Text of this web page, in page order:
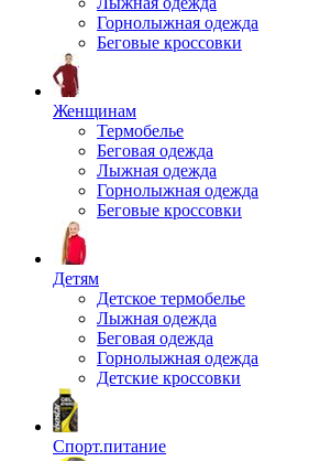
Горнолыжная одежда
Беговые кроссовки
Женщинам
Термобелье
Беговая одежда
Лыжная одежда
Горнолыжная одежда
Беговые кроссовки
Детям
Детское термобелье
Лыжная одежда
Беговая одежда
Горнолыжная одежда
Детские кроссовки
Спорт.питание